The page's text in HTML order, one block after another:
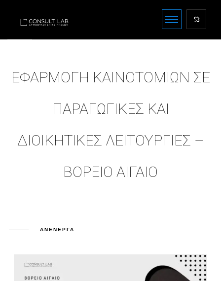
ΕΦΑΡΜΟΓΗ ΚΑΙΝΟΤΟΜΙΩΝ ΣΕ
ΠΑΡΑΓΩΓΙΚΕΣ ΚΑΙ
ΔΙΟΙΚΗΤΙΚΕΣ ΛΕΙΤΟΥΡΓΙΕΣ –
ΒΟΡΕΙΟ ΑΙΓΑΙΟ
ΑΝΕΝΕΡΓΆ